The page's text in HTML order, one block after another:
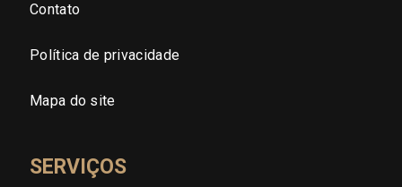
Contato
Política de privacidade
Mapa do site
SERVIÇOS